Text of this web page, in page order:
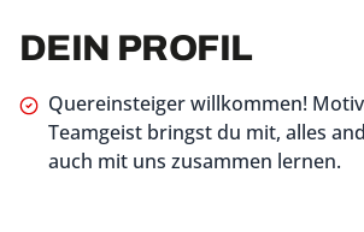
DEIN PROFIL
Quereinsteiger willkommen!
Teamgeist bringst du mit, alles
auch mit uns zusammen lernen.